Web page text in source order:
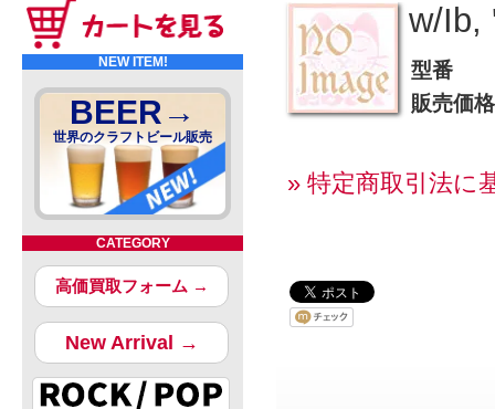
NEW ITEM!
BEER→
世界のクラフトビール販売
CATEGORY
高価買取フォーム →
New Arrival →
w/Ib,
型番
販売価格
» 特定商取引法に